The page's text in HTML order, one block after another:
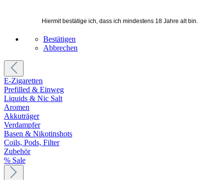
Hiermit bestätige ich, dass ich mindestens 18 Jahre alt bin.
Bestätigen
Abbrechen
E-Zigaretten
Prefilled & Einweg
Liquids & Nic Salt
Aromen
Akkuträger
Verdampfer
Basen & Nikotinshots
Coils, Pods, Filter
Zubehör
% Sale